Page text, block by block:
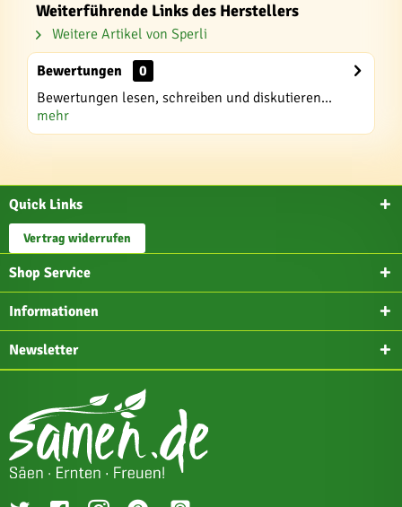
Weiterführende Links des Herstellers
Weitere Artikel von Sperli
Bewertungen
0
Bewertungen lesen, schreiben und diskutieren...
mehr
Quick Links
Vertrag widerrufen
Shop Service
Informationen
Newsletter